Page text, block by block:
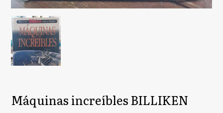
Máquinas increíbles BILLIKEN